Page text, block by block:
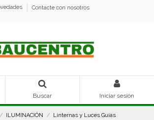
Contacte con nosotros
Buscar Iniciar sesión
ILUMINACIÓN Linternas y Luces Guías